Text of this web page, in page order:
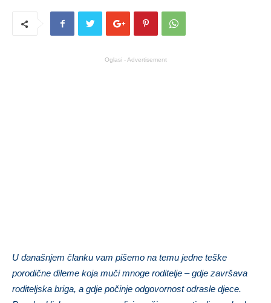
Oglasi - Advertisement
U današnjem članku vam pišemo na temu jedne teške
porodične dileme koja muči mnoge roditelje – gdje završava
roditeljska briga, a gdje počinje odgovornost odrasle djece.